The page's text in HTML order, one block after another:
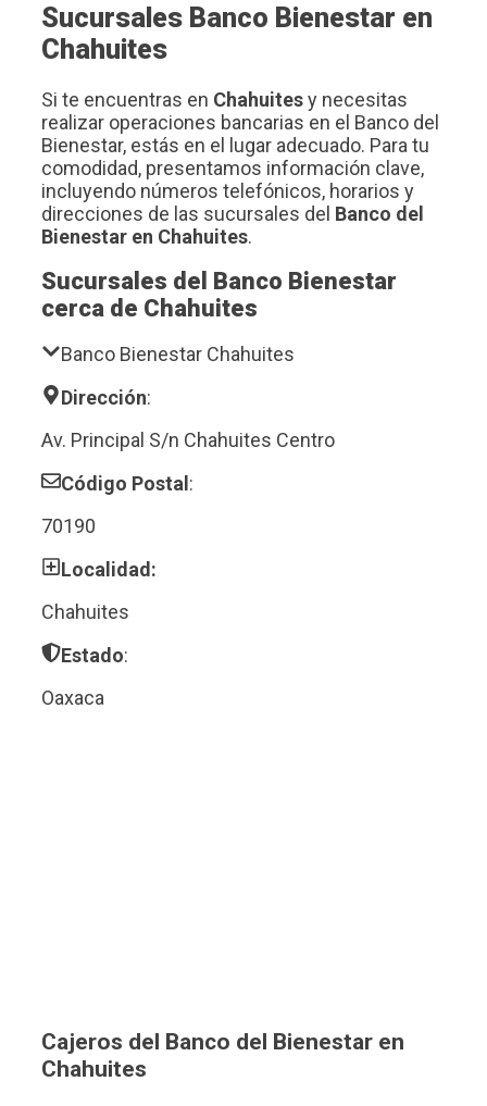
Sucursales Banco Bienestar en
Chahuites
Si te encuentras en Chahuitesy necesitas
realizar operaciones bancarias en el Banco del
Bienestar, estás en el lugar adecuado. Para tu
comodidad, presentamos información clave,
incluyendo números telefónicos, horarios y
direcciones de las sucursales del Banco del
Bienestar en Chahuites.
Sucursales del Banco Bienestar
cerca de Chahuites
Banco Bienestar Chahuites
Dirección:
Av. Principal S/n Chahuites Centro
Código Postal :
70190
Localidad:
Chahuites
Estado:
Oaxaca
Cajeros del Banco del Bienestar en
Chahuites